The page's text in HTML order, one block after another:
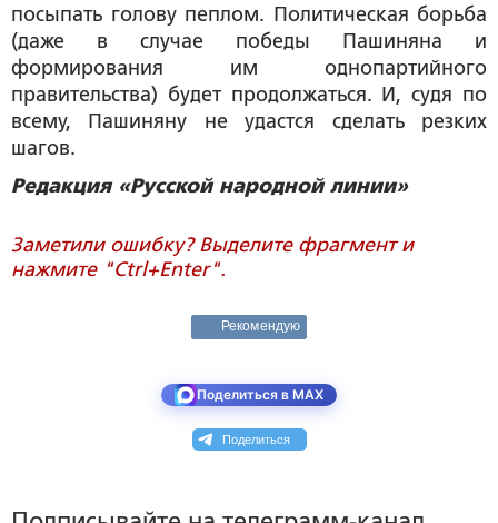
посыпать голову пеплом. Политическая борьба
(даже в случае победы Пашиняна и
формирования им однопартийного
правительства) будет продолжаться. И, судя по
всему, Пашиняну не удастся сделать резких
шагов.
Редакция «Русской народной линии»
Заметили ошибку? Выделите фрагмент и
нажмите "Ctrl+Enter".
Рекомендую
Поделиться в MAX
Поделиться